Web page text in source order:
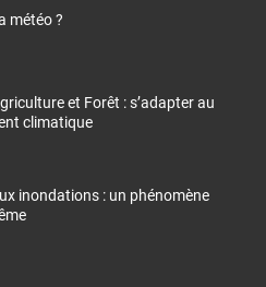
météo ?
et Forêt : s’adapter au
climatique
inondations : un phénomène